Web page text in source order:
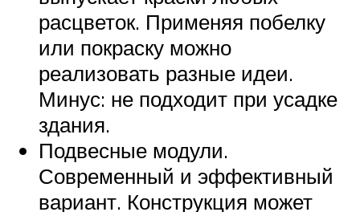
расцветок. Применяя побелку
или покраску можно
реализовать разные идеи.
Минус: не подходит при усадке
здания.
Подвесные модули.
Современный и эффективный
вариант. Конструкция может